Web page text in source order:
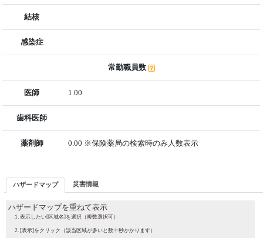
結核
感染症
常勤職員数
医師 1.00
歯科医師
薬剤師 0.00 ※保険薬局の検索時のみ人数表示
ハザードマップ 災害情報
ハザードマップを重ねて表示
表示したい[区域名]を選択（複数選択可）
[表示]をクリック（該当区域が多いと数十秒かかります）